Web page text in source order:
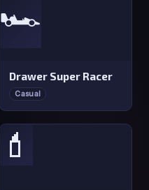
🏎️
Drawer Super Racer
Casual
💄